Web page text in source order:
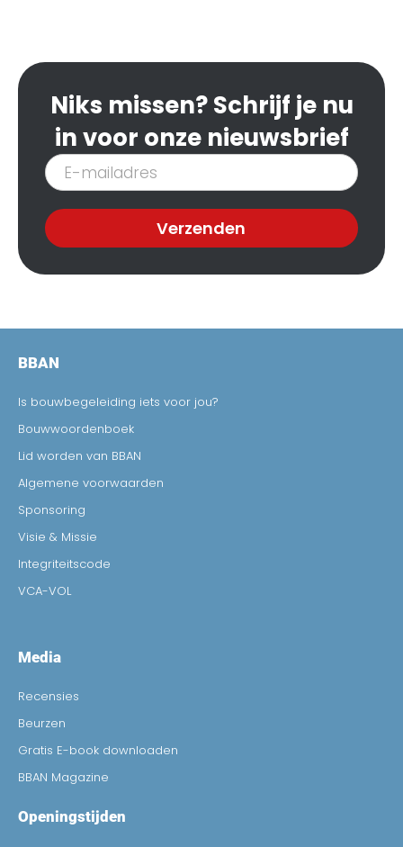
Niks missen? Schrijf je nu
in voor onze nieuwsbrief
Inschrijven
nieuwsbrief
Verzenden
BBAN
Is bouwbegeleiding iets voor jou?
Bouwwoordenboek
Lid worden van BBAN
Algemene voorwaarden
Sponsoring
Visie & Missie
Integriteitscode
VCA-VOL
Media
Recensies
Beurzen
Gratis E-book downloaden
BBAN Magazine
Openingstijden